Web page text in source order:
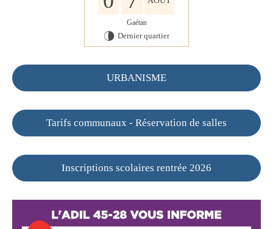
Gaétan
U Dernier quartier
URBANISME
Tarifs communaux - Réservation de salles
Inscriptions scolaires rentrée 2026